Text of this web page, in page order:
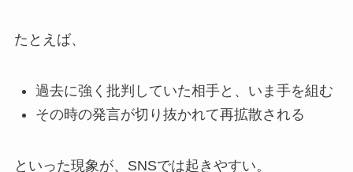
たとえば、
過去に強く批判していた相手と、いま手を組む
その時の発言が切り抜かれて再拡散される
といった現象が、SNSでは起きやすい。